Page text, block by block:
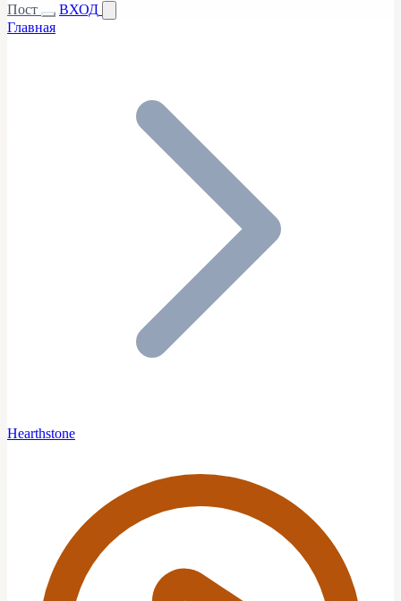
Пост
ВХОД
Главная
Hearthstone